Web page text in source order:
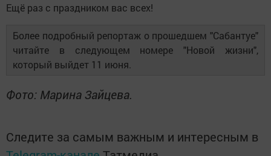
Ещё раз с праздником вас всех!
Более подробный репортаж о прошедшем "Сабантуе"
читайте в следующем номере "Новой жизни",
который выйдет 11 июня.
Фото: Марина Зайцева.
Следите за самым важным и интересным в